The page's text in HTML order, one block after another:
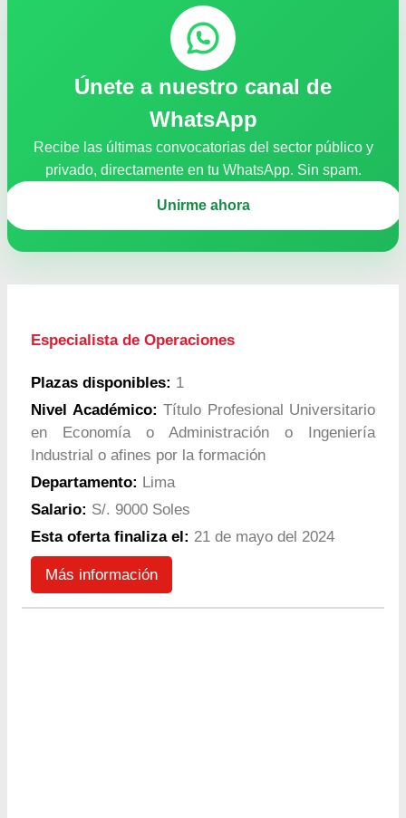
Únete a nuestro canal de
WhatsApp
Recibe las últimas convocatorias del sector público y
privado, directamente en tu WhatsApp. Sin spam.
Unirme ahora
Especialista de Operaciones
Plazas disponibles: 1
Nivel Académico: Título Profesional Universitario
en Economía o Administración o Ingeniería
Industrial o afines por la formación
Departamento: Lima
Salario: S/. 9000 Soles
Esta oferta finaliza el: 21 de mayo del 2024
Más información